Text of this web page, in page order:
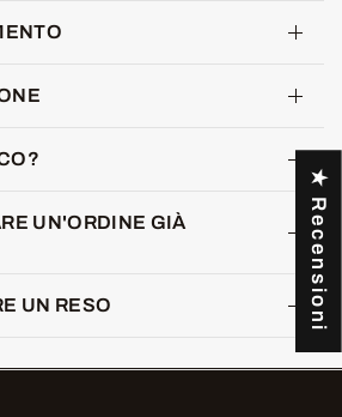
UN'ORDINE GIÀ
UN RESO ★ Recensioni